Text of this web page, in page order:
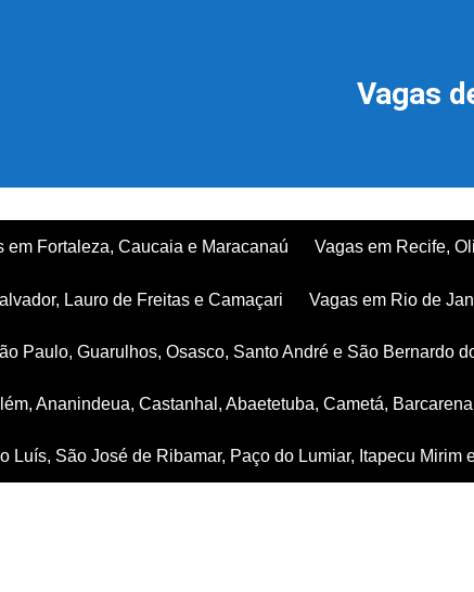
Vagas
em Fortaleza, Caucaia e Maracanaú Vagas em Recife,
Lauro de Freitas e Camaçari Vagas em Rio de
Paulo, Guarulhos, Osasco, Santo André e São Bernardo
Ananindeua, Castanhal, Abaetetuba, Cametá,
Luís, São José de Ribamar, Paço do Lumiar, Itapecu Mirim